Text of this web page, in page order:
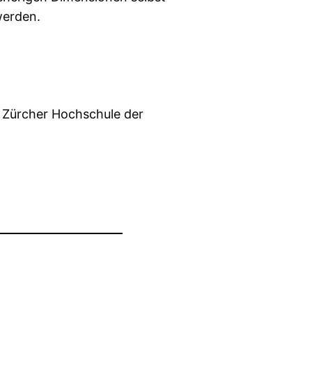
Hochschule der